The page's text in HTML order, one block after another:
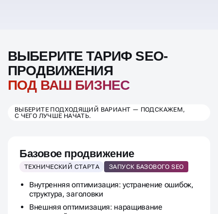
ВЫБЕРИТЕ ТАРИФ SEO-
ПРОДВИЖЕНИЯ
Базовое продвижение
ТЕХНИЧЕСКИЙ СТАРТА ЗАПУСК БАЗОВОГО SEO
Внутренняя оптимизация: устранение ошибок,
структура, заголовки